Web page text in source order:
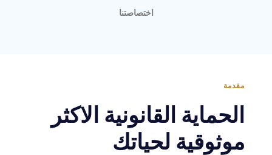
اختصاصتنا
مقدمة
الحماية القانونية الاكثر
موثوقية لحياتك